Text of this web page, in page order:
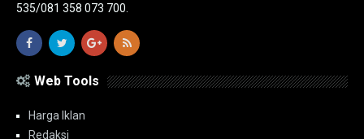
535/081 358 073 700.
Web Tools
Harga Iklan
Redaksi